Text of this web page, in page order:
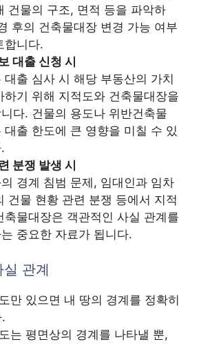
건물의 구조, 면적 등을 파악하
후의 건축물대장 변경 가능 여부
합니다.
대출 신청 시
대출 심사 시 해당 부동산의 가치
하기 위해 지적도와 건축물대장을
다. 건물의 용도나 위반건축물
대출 한도에 큰 영향을 미칠 수 있
분쟁 발생 시
경계 침범 문제, 임대인과 임차
건물 현황 관련 분쟁 등에서 지적
축물대장은 객관적인 사실 관계를
중요한 자료가 됩니다.
관계
만 있으면 내 땅의 경계를 정확히
는 평면상의 경계를 나타낼 뿐,